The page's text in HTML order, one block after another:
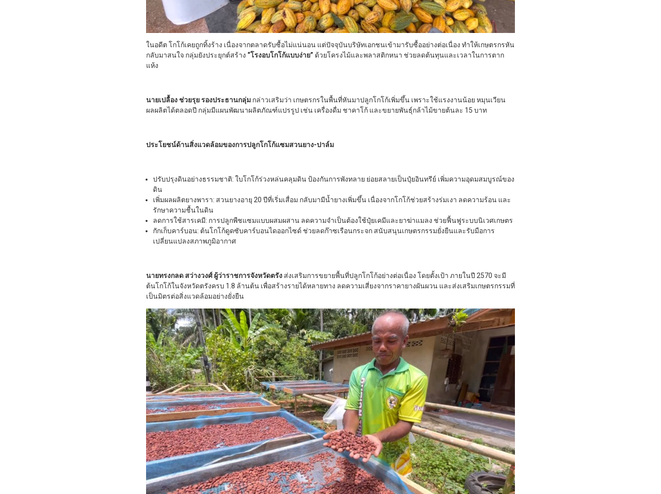
ในอดีต โกโก้เคยถูกทิ้งร้าง เนื่องจากตลาดรับซื้อไม่แน่นอน แต่ปัจจุบันบริษัทเอกชนเข้ามารับซื้ออย่างต่อเนื่อง ทำให้เกษตรกรหัน
กลับมาสนใจ กลุ่มยังประยุกต์สร้าง “โรงอบโกโก้แบบง่าย” ด้วยโครงไม้และพลาสติกหนา ช่วยลดต้นทุนและเวลาในการตาก
แห้ง
นายเปลื้อง ช่วยรุย รองประธานกลุ่ม กล่าวเสริมว่า เกษตรกรในพื้นที่หันมาปลูกโกโก้เพิ่มขึ้น เพราะใช้แรงงานน้อย หมุนเวียน
ผลผลิตได้ตลอดปี กลุ่มมีแผนพัฒนาผลิตภัณฑ์แปรรูป เช่น เครื่องดื่ม ชาคาโก้ และขยายพันธุ์กล้าไม้ขายต้นละ 15 บาท
ประโยชน์ด้านสิ่งแวดล้อมของการปลูกโกโก้แซมสวนยาง-ปาล์ม
ปรับปรุงดินอย่างธรรมชาติ: ใบโกโก้ร่วงหล่นคลุมดิน ป้องกันการพังทลาย ย่อยสลายเป็นปุ๋ยอินทรีย์ เพิ่มความอุดมสมบูรณ์ของ
ดิน
เพิ่มผลผลิตยางพารา: สวนยางอายุ 20 ปีที่เริ่มเสื่อม กลับมามีน้ำยางเพิ่มขึ้น เนื่องจากโกโก้ช่วยสร้างร่มเงา ลดความร้อน และ
รักษาความชื้นในดิน
ลดการใช้สารเคมี: การปลูกพืชแซมแบบผสมผสาน ลดความจำเป็นต้องใช้ปุ๋ยเคมีและยาฆ่าแมลง ช่วยฟื้นฟูระบบนิเวศเกษตร
กักเก็บคาร์บอน: ต้นโกโก้ดูดซับคาร์บอนไดออกไซด์ ช่วยลดก๊าซเรือนกระจก สนับสนุนเกษตรกรรมยั่งยืนและรับมือการ
เปลี่ยนแปลงสภาพภูมิอากาศ
นายทรงกลด สว่างวงศ์ ผู้ว่าราชการจังหวัดตรัง ส่งเสริมการขยายพื้นที่ปลูกโกโก้อย่างต่อเนื่อง โดยตั้งเป้า ภายในปี 2570 จะมี
ต้นโกโก้ในจังหวัดตรังครบ 1.8 ล้านต้น เพื่อสร้างรายได้หลายทาง ลดความเสี่ยงจากราคายางผันผวน และส่งเสริมเกษตรกรรมที่
เป็นมิตรต่อสิ่งแวดล้อมอย่างยั่งยืน